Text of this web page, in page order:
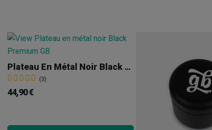
Plateau En Métal Noir Black Premium GB
(3)
44,90 €